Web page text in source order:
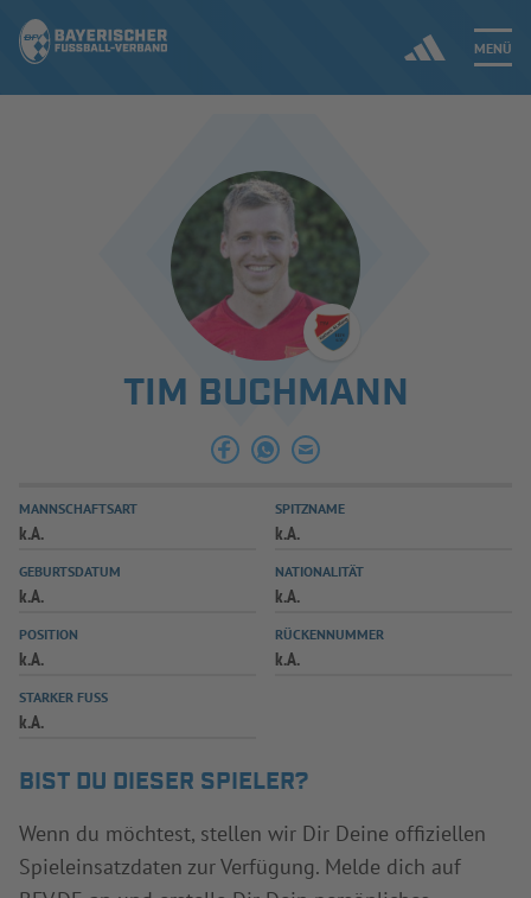
MENÜ
ERGEBNISSE & WETTBEWERBE
SPIELBETRIEB & VERBANDSLEBEN
AUSBILDUNG & FÖRDERUNG
SPIELPLUS
TIM BUCHMANN
MANNSCHAFTSART
k.A.
SPITZNAME
k.A.
GEBURTSDATUM
k.A.
NATIONALITÄT
k.A.
POSITION
k.A.
RÜCKENNUMMER
k.A.
STARKER FUSS
k.A.
BIST DU DIESER SPIELER?
Wenn du möchtest, stellen wir Dir Deine offiziellen
Spieleinsatzdaten zur Verfügung. Melde dich auf